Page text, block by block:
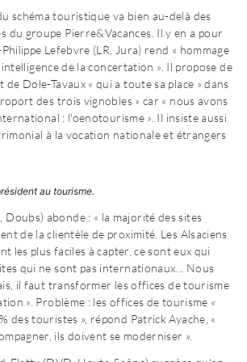
schéma touristique va bien au-delà des
du groupe Pierre&Vacances. Il y en a pour
Lefebvre (LR, Jura) rend « hommage
de la concertation ». Il propose de
Dole-Tavaux « qui a toute sa place » dans
des trois vignobles » car « nous avons
: l'oenotourisme ». Il insiste aussi
à la vocation nationale et étrangers
au tourisme.
Doubs) abonde : « la majorité des sites
de la clientèle de proximité. Les Alsaciens
les plus faciles à capter, ce sont eux qui
qui ne sont pas internationaux... Nous
il faut transformer les offices de tourisme
». Problème : les offices de tourisme «
des touristes », répond Patrick Ayache, «
ils doivent se moderniser ».